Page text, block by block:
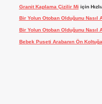
Granit Kaplama Çizilir Mi için
Bir Yolun Otoban Olduğunu Nasıl
Bir Yolun Otoban Olduğunu Nasıl
Bebek Puseti Arabanın Ön